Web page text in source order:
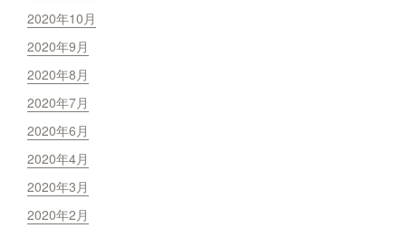
2020年10月
2020年9月
2020年8月
2020年7月
2020年6月
2020年4月
2020年3月
2020年2月